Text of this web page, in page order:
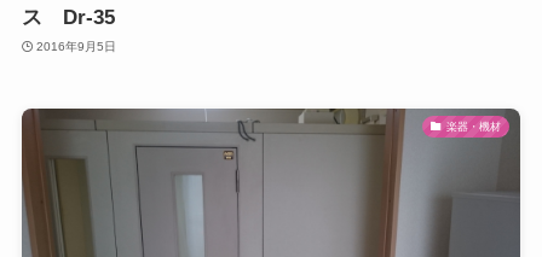
ス Dr-35
2016年9月5日
楽器・機材